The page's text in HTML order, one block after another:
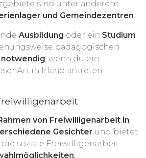
sind unter anderem
und Gemeindezentren.
Ausbildung oder ein Studium
pädagogischen
, wenn du ein
Art in Irland antreten
von Freiwilligenarbeit in
Gesichter und bietet
soziale Freiwilligenarbeit –
.